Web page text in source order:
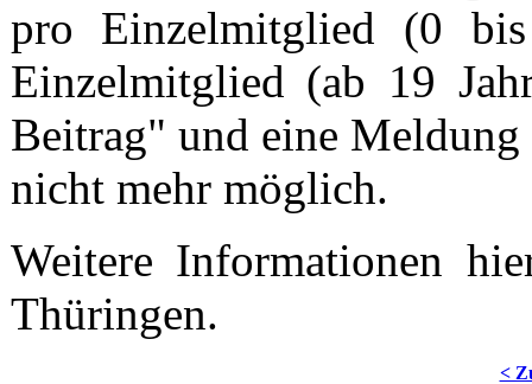
pro Einzelmitglied (0
Einzelmitglied (ab 19
Beitrag" und eine
nicht mehr möglich.
Weitere Informationen
Thüringen.
<